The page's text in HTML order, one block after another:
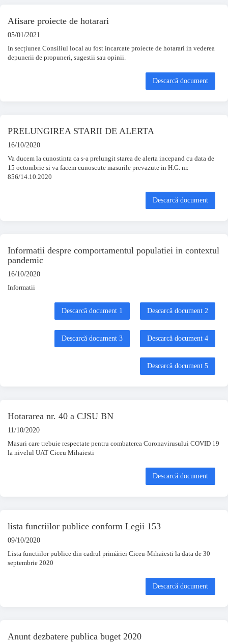
Afisare proiecte de hotarari
05/01/2021
In secțiunea Consiliul local au fost incarcate proiecte de hotarari in vederea
depunerii de propuneri, sugestii sau opinii.
Descarcă document
PRELUNGIREA STARII DE ALERTA
16/10/2020
Va ducem la cunostinta ca s-a prelungit starea de alerta incepand cu data de
15 octombrie si va facem cunoscute masurile prevazute in H.G. nr.
856/14.10.2020
Descarcă document
Informatii despre comportamentul populatiei in contextul
pandemic
16/10/2020
Informatii
Descarcă document 1 Descarcă document 2
Descarcă document 3 Descarcă document 4
Descarcă document 5
Hotararea nr. 40 a CJSU BN
11/10/2020
Masuri care trebuie respectate pentru combaterea Coronavirusului COVID 19
la nivelul UAT Ciceu Mihaiesti
Descarcă document
lista functiilor publice conform Legii 153
09/10/2020
Lista functiilor publice din cadrul primăriei Ciceu-Mihaiesti la data de 30
septembrie 2020
Descarcă document
Anunt dezbatere publica buget 2020